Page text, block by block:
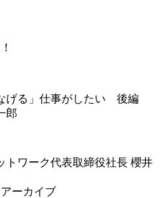
げる」仕事がしたい 後編
郎
ーカイブ